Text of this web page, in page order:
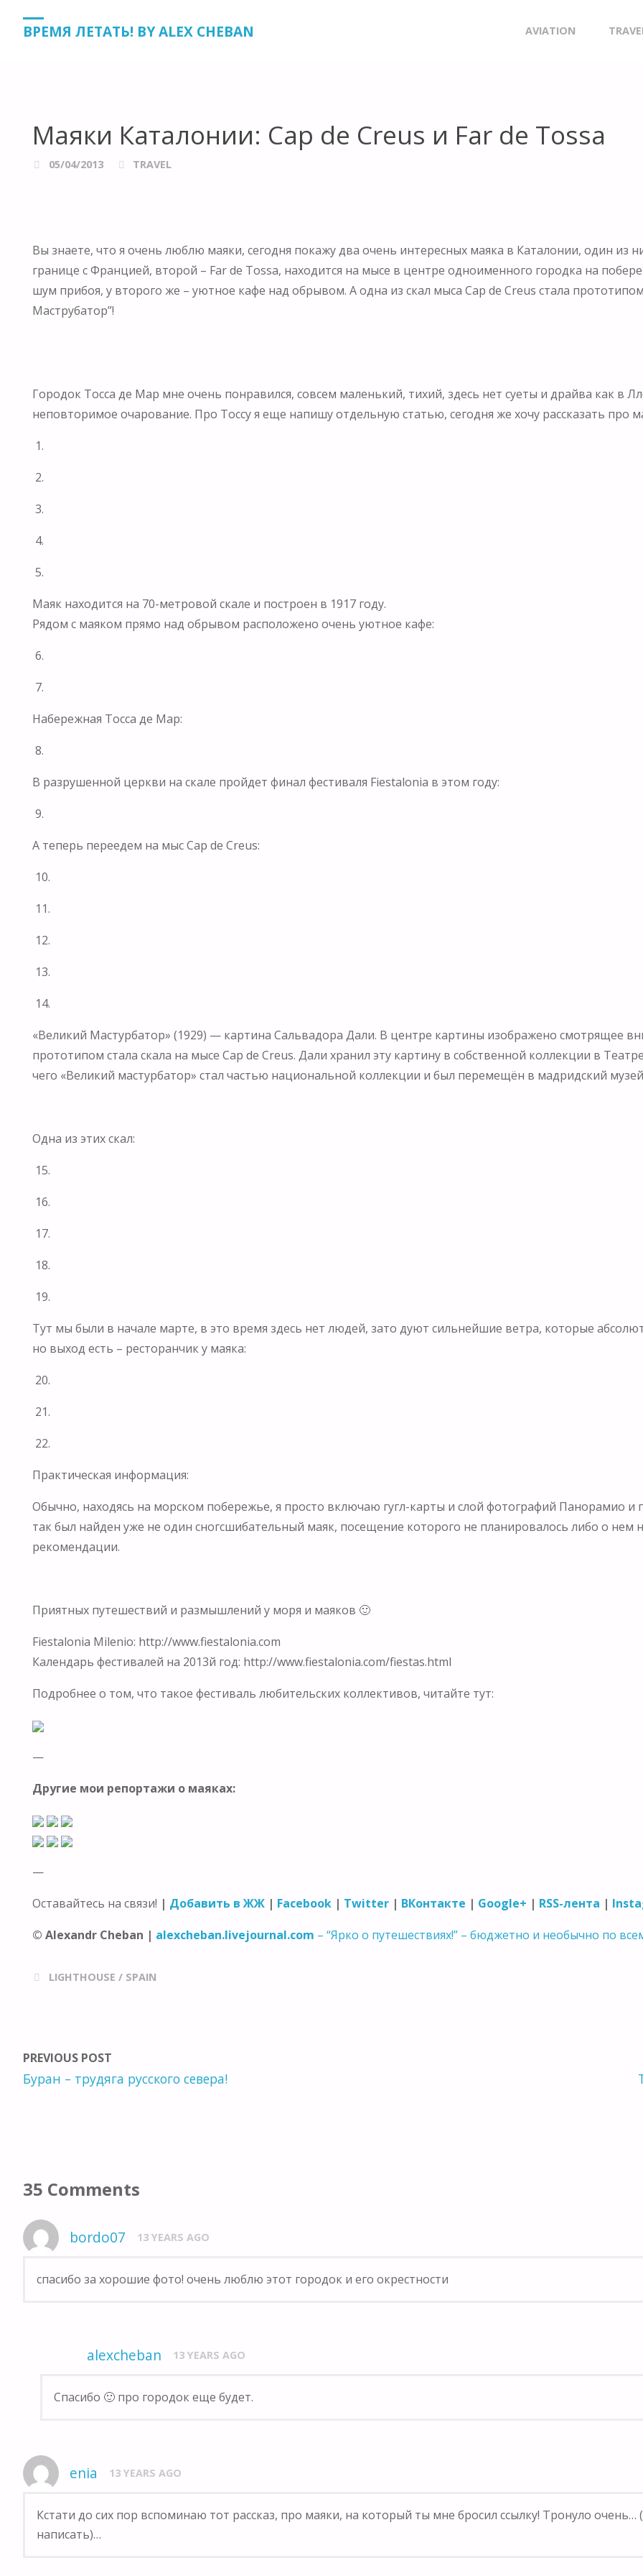
ВРЕМЯ ЛЕТАТЬ! BY ALEX CHEBAN AVIATION
Маяки Каталонии: Cap de Creus и Far de Tossa
05/04/2013 TRAVEL
Вы знаете, что я очень люблю маяки, сегодня покажу два очень интересных маяка в Каталонии, один из
границе с Францией, второй – Far de Tossa, находится на мысе в центре одноименного городка на
шум прибоя, у второго же – уютное кафе над обрывом. А одна из скал мыса Cap de Creus стала
Маструбатор”!
Городок Тосса де Мар мне очень понравился, совсем маленький, тихий, здесь нет суеты и драйва как в
неповторимое очарование. Про Тоссу я еще напишу отдельную статью, сегодня же хочу рассказать про
1.
2.
3.
4.
5.
Маяк находится на 70-метровой скале и построен в 1917 году.
Рядом с маяком прямо над обрывом расположено очень уютное кафе:
6.
7.
Набережная Тосса де Мар:
8.
В разрушенной церкви на скале пройдет финал фестиваля Fiestalonia в этом году:
9.
А теперь переедем на мыс Cap de Creus:
10.
11.
12.
13.
14.
«Великий Мастурбатор» (1929) — картина Сальвадора Дали. В центре картины изображено смотрящее
прототипом стала скала на мысе Cap de Creus. Дали хранил эту картину в собственной коллекции в
чего «Великий мастурбатор» стал частью национальной коллекции и был перемещён в мадридский
Одна из этих скал:
15.
16.
17.
18.
19.
Тут мы были в начале марте, в это время здесь нет людей, зато дуют сильнейшие ветра, которые
но выход есть – ресторанчик у маяка:
20.
21.
22.
Практическая информация:
Обычно, находясь на морском побережье, я просто включаю гугл-карты и слой фотографий Панорамио
так был найден уже не один сногсшибательный маяк, посещение которого не планировалось либо о нем
рекомендации.
Приятных путешествий и размышлений у моря и маяков 🙂
Fiestalonia Milenio: http://www.fiestalonia.com
Календарь фестивалей на 2013й год: http://www.fiestalonia.com/fiestas.html
Подробнее о том, что такое фестиваль любительских коллективов, читайте тут:
—
Другие мои репортажи о маяках:
—
Оставайтесь на связи! | Добавить в ЖЖ| Facebook| Twitter| ВКонтакте | Google+ | RSS-лента |
© Alexandr Cheban | alexcheban.livejournal.com – “Ярко о путешествиях!” – бюджетно и необычно по
LIGHTHOUSE / SPAIN
PREVIOUS POST
Буран – трудяга русского севера!
35 Comments
bordo07 13 YEARS AGO
спасибо за хорошие фото! очень люблю этот городок и его окрестности
alexcheban 13 YEARS AGO
Спасибо 🙂 про городок еще будет.
enia 13 YEARS AGO
Кстати до сих пор вспоминаю тот рассказ, про маяки, на который ты мне бросил ссылку! Тронуло очень…
написать)…